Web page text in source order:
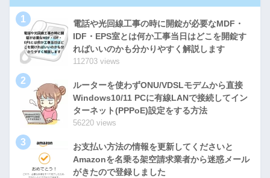
1
電話や光回線工事の時に開錠が必要なMDF・
IDF・EPS室とは何か工事当日はどこを開錠す
ればいいのかも分かりやすく解説します
112703 views
2
ルーターを使わずONU/VDSLモデムから直接
Windows10/11 PCに有線LANで接続してイン
ターネット(PPPoE)設定をする方法
56220 views
3
お支払い方法の情報を更新してくださいと
Amazonを名乗る架空請求業者から迷惑メール
がきたので登録しました